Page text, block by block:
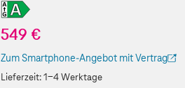
549 €
Zum Smartphone-Angebot mit Vertrag
(Der Link wird in einem neuen Tab geöffnet)
Lieferzeit:1-4 Werktage